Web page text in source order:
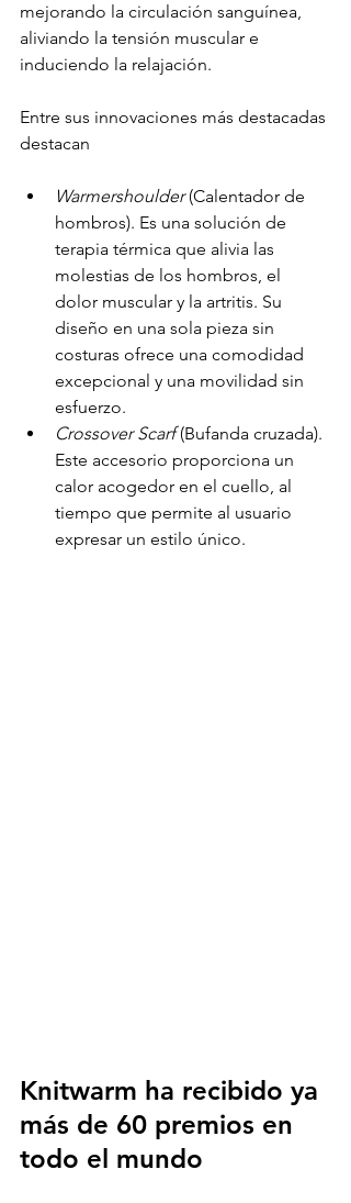
mejorando la circulación sanguínea,
aliviando la tensión muscular e
induciendo la relajación.
Entre sus innovaciones más destacadas
destacan
Warmershoulder (Calentador de
hombros). Es una solución de
terapia térmica que alivia las
molestias de los hombros, el
dolor muscular y la artritis. Su
diseño en una sola pieza sin
costuras ofrece una comodidad
excepcional y una movilidad sin
esfuerzo.
Crossover Scarf (Bufanda cruzada).
Este accesorio proporciona un
calor acogedor en el cuello, al
tiempo que permite al usuario
expresar un estilo único.
Knitwarm ha recibido ya
más de 60 premios en
todo el mundo